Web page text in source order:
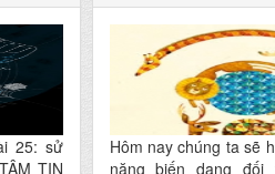
25: sử
TIN
Hôm nay chúng ta sẽ
năng biến dạng đối